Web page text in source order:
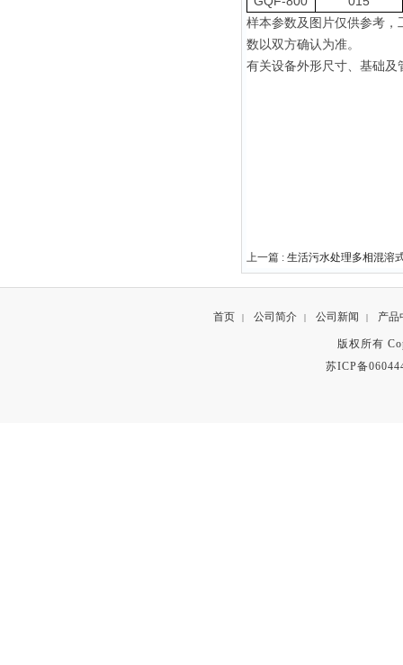
样本参数及图片仅供参考 ，
数以双方确认为准。
有关设备外形尺寸、基础
上一篇 : 生活污水处理多相混溶
首页 | 公司简介 | 公司新闻 | 产品
版权所有
苏ICP备